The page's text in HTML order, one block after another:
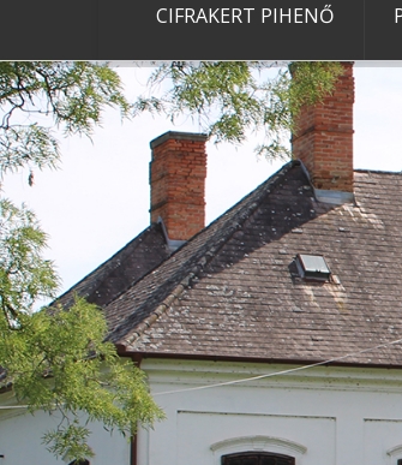
CIFRAKERT PIHENŐ